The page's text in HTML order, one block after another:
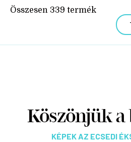
Összesen 339 termék
Köszönjük a
KÉPEK AZ ECSEDI